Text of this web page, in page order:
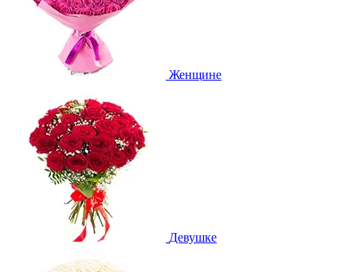
Женщине
Девушке